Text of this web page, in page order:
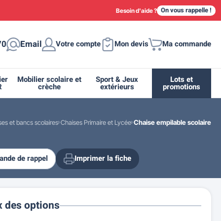
Besoin d'aide ? On vous rappelle !
Email Votre compte Mon devis Ma commande
Fleurissement urbain
Supports et abris vélo moto
Miroir de sécurité routière
Drapeau - Pavoisement
Espace sanitaire
Mobilier scolaire et
crèche
Casiers et meubles de rangement
Sport & Jeux
extérieurs
Lots et
promotions
et bancs scolaires Chaises Primaire et Lycée Chaise empilable scolaire
des options
de rappel Imprimer la fiche